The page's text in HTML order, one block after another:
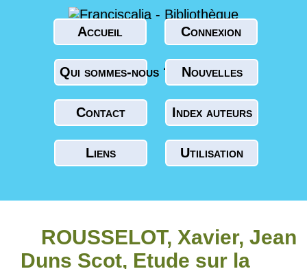
Accueil Connexion
Qui sommes-nous ? Nouvelles
Contact Index auteurs
Liens Utilisation
ROUSSELOT, Xavier, Jean
Duns Scot, Etude sur la